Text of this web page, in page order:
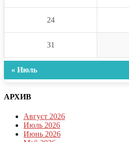
24
31
« Июль
АРХИВ
Август 2026
Июль 2026
Июнь 2026